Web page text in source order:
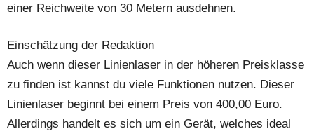
einer Reichweite von 30 Metern ausdehnen.
Einschätzung der Redaktion
Auch wenn dieser Linienlaser in der höheren Preisklasse
zu finden ist kannst du viele Funktionen nutzen. Dieser
Linienlaser beginnt bei einem Preis von 400,00 Euro.
Allerdings handelt es sich um ein Gerät, welches ideal